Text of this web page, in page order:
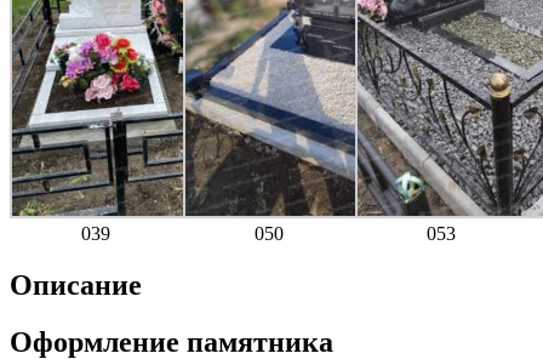
039 050 053
Описание
Оформление памятника